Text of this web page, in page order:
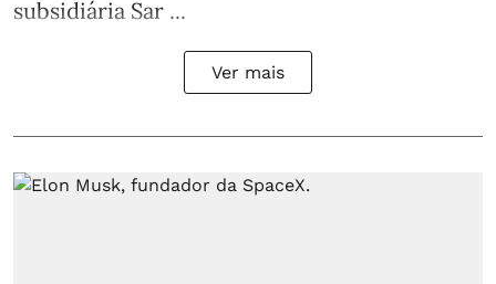
subsidiária Sar ...
Ver mais